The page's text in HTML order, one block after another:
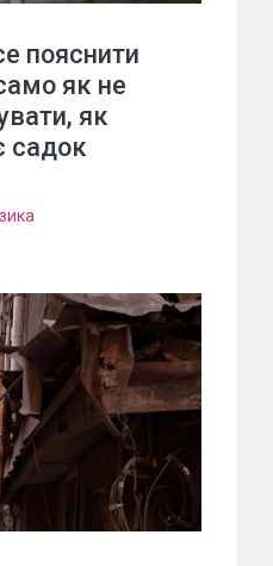
пояснити
як не
як
садок